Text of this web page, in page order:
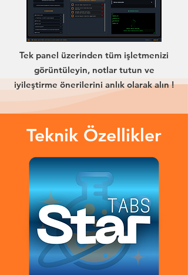
Tek panel üzerinden tüm işletmenizi
görüntüleyin, notlar tutun ve
iyileştirme önerilerini anlık olarak alın !
Teknik Özellikler